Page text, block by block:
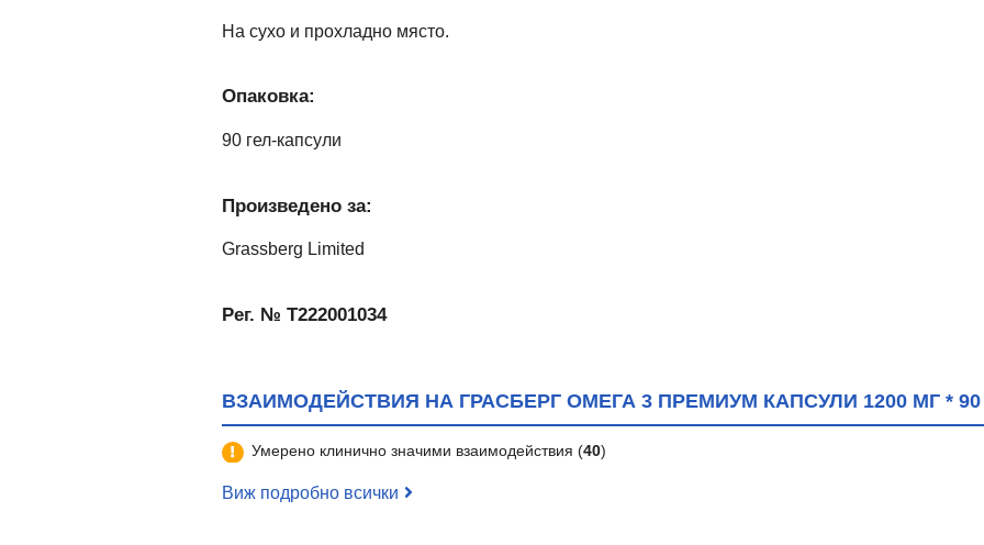
На сухо и прохладно място.
Опаковка:
90 гел-капсули
Произведено за:
Grassberg Limited
Рег. № Т222001034
ВЗАИМОДЕЙСТВИЯ НА ГРАСБЕРГ ОМЕГА 3 ПРЕМИУМ КАПСУЛИ 1200 МГ * 90
Умерено клинично значими взаимодействия (40)
Виж подробно всички